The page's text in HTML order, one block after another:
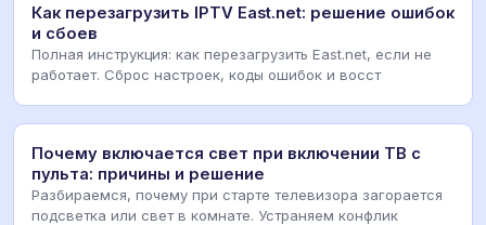
Как перезагрузить IPTV East.net: решение ошибок
и сбоев
Полная инструкция: как перезагрузить East.net, если не
работает. Сброс настроек, коды ошибок и восст
Почему включается свет при включении ТВ с
пульта: причины и решение
Разбираемся, почему при старте телевизора загорается
подсветка или свет в комнате. Устраняем конфлик